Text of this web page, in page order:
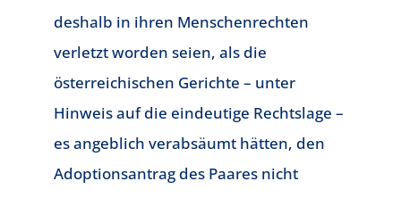
deshalb in ihren Menschenrechten
verletzt worden seien, als die
österreichischen Gerichte – unter
Hinweis auf die eindeutige Rechtslage –
es angeblich verabsäumt hätten, den
Adoptionsantrag des Paares nicht